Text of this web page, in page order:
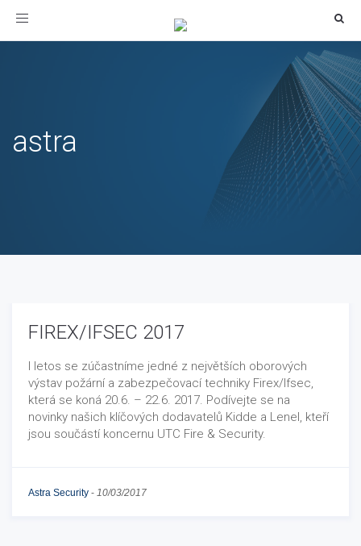
Toggle
astra
FIREX/IFSEC 2017
I letos se zúčastníme jedné z největších oborových
výstav požární a zabezpečovací techniky Firex/Ifsec,
která se koná 20.6. – 22.6. 2017. Podívejte se na
novinky našich klíčových dodavatelů Kidde a Lenel, kteří
jsou součástí koncernu UTC Fire & Security.
Astra Security - 10/03/2017